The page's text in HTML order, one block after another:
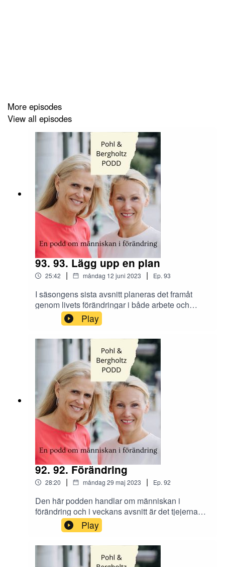
More episodes
View all episodes
93. 93. Lägg upp en plan
25:42 | måndag 12 juni 2023 | Ep. 93
I säsongens sista avsnitt planeras det framåt
genom livets förändringar i både arbete och
privatliv. Tjejerna omfamnar utmaningarna och
ser fram emot att lägga upp en plan för framtiden.
Vad gör du för att planera framåt och hur
hanterar du förändringar?Skicka era tankar och
synpunkter om avsnittet till oss på Instagram
@tranahjarnan och @insightcompetence
Play
92. 92. Förändring
28:20 | måndag 29 maj 2023 | Ep. 92
Den här podden handlar om människan i
förändring och i veckans avsnitt är det tjejerna
själva som genomgår stora förändringar i livet.
Hur tar de ställning till lågkonjunkturen? Vilken
förändring genomgår arbetsmarknaden just nu?
Skicka era tankar och synpunkter om avsnittet till
oss på Instagram @tranahjarnan och
Play